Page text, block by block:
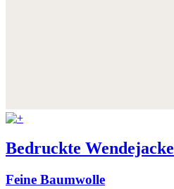
Bedruckte Wendejacke
Feine Baumwolle